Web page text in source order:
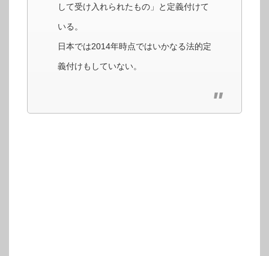
して受け入れられたもの」と定義付けて
いる。
日本では2014年時点ではいかなる法的定
義付けもしていない。